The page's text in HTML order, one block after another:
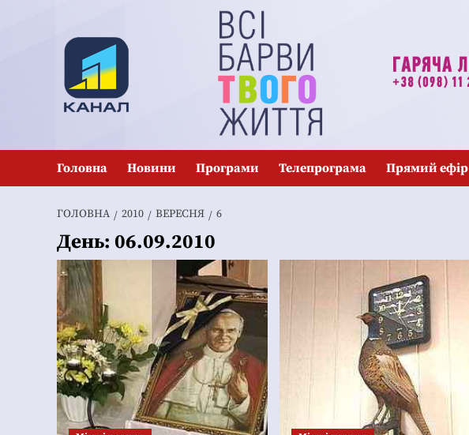
Головна Новини Програми Телепрограма Прямий ефір
ГОЛОВНА 2010 ВЕРЕСНЯ 6
День: 06.09.2010